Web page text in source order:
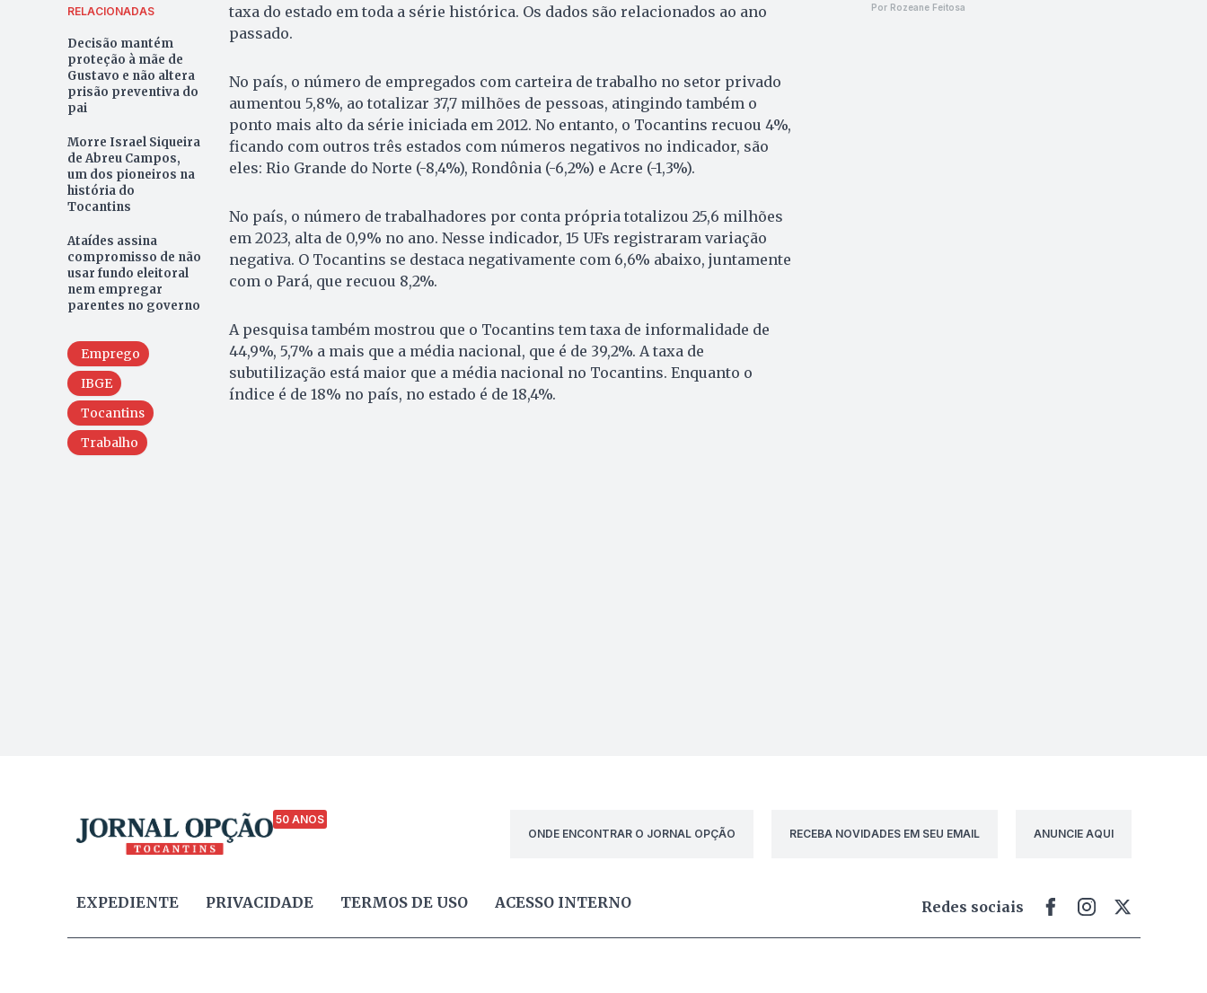
RELACIONADAS
Decisão mantém
proteção à mãe de
Gustavo e não altera
prisão preventiva do
pai
Morre Israel Siqueira
de Abreu Campos,
um dos pioneiros na
história do
Tocantins
Ataídes assina
compromisso de não
usar fundo eleitoral
nem empregar
parentes no governo
Emprego
IBGE
Tocantins
Trabalho
taxa do estado em toda a série histórica. Os dados são relacionados ao ano
passado.
No país, o número de empregados com carteira de trabalho no setor privado
aumentou 5,8%, ao totalizar 37,7 milhões de pessoas, atingindo também o
ponto mais alto da série iniciada em 2012. No entanto, o Tocantins recuou 4%,
ficando com outros três estados com números negativos no indicador, são
eles: Rio Grande do Norte (-8,4%), Rondônia (-6,2%) e Acre (-1,3%).
No país, o número de trabalhadores por conta própria totalizou 25,6 milhões
em 2023, alta de 0,9% no ano. Nesse indicador, 15 UFs registraram variação
negativa. O Tocantins se destaca negativamente com 6,6% abaixo, juntamente
com o Pará, que recuou 8,2%.
A pesquisa também mostrou que o Tocantins tem taxa de informalidade de
44,9%, 5,7% a mais que a média nacional, que é de 39,2%. A taxa de
subutilização está maior que a média nacional no Tocantins. Enquanto o
índice é de 18% no país, no estado é de 18,4%.
Por Rozeane Feitosa
50 ANOS
ONDE ENCONTRAR O JORNAL OPÇÃO
RECEBA NOVIDADES EM SEU EMAIL ANUNCIE AQUI
EXPEDIENTE PRIVACIDADE TERMOS DE USO ACESSO INTERNO Redes sociais